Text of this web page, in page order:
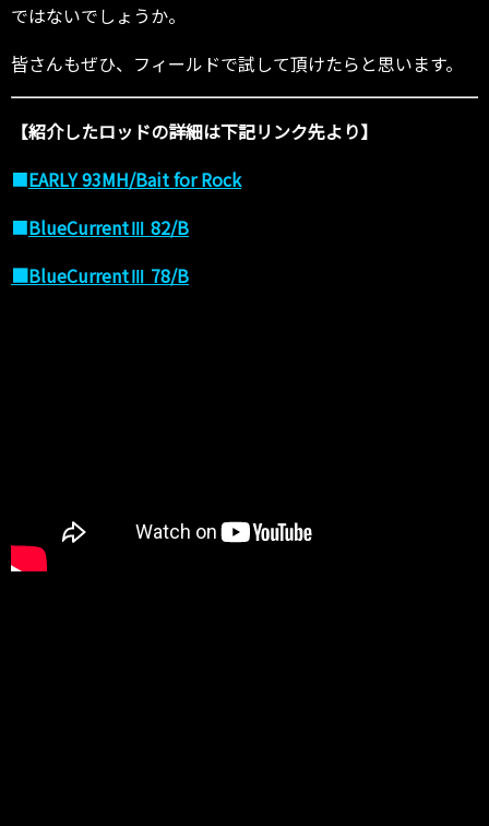
ではないでしょうか。
皆さんもぜひ、フィールドで試して頂けたらと思います。
【紹介したロッドの詳細は下記リンク先より】
■EARLY 93MH/Bait for Rock
■BlueCurrentⅢ 82/B
■BlueCurrentⅢ 78/B